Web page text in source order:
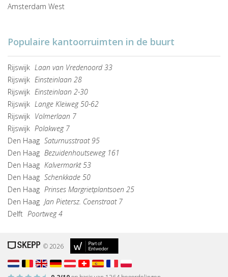
Amsterdam West
Populaire kantoorruimten in de buurt
Rijswijk Laan van Vredenoord 33
Rijswijk Einsteinlaan 28
Rijswijk Einsteinlaan 2-30
Rijswijk Lange Kleiweg 50-62
Rijswijk Volmerlaan 7
Rijswijk Polakweg 7
Den Haag Saturnusstraat 95
Den Haag Bezuidenhoutseweg 161
Den Haag Kalvermarkt 53
Den Haag Schenkkade 50
Den Haag Prinses Margrietplantsoen 25
Den Haag Jan Pietersz. Coenstraat 7
Delft Poortweg 4
© 2026